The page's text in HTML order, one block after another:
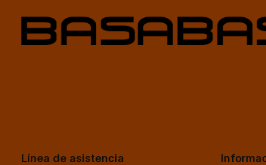
Línea de asistencia